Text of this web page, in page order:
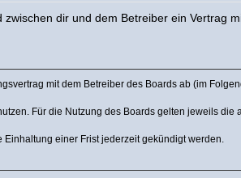
dir und dem Betreiber ein Vertrag
mit dem Betreiber des Boards ab (im
Für die Nutzung des Boards gelten jeweils die
einer Frist jederzeit gekündigt werden.